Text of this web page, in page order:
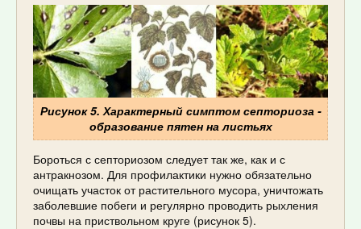
Рисунок 5. Характерный симптом септориоза -
образование пятен на листьях
Бороться с септориозом следует так же, как и с
антракнозом. Для профилактики нужно обязательно
очищать участок от растительного мусора, уничтожать
заболевшие побеги и регулярно проводить рыхления
почвы на приствольном круге (рисунок 5).